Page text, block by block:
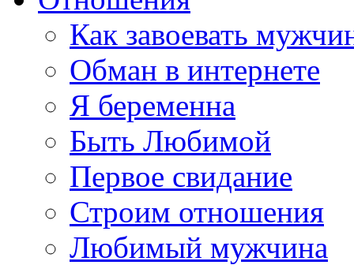
Как завоевать
Обман в интернете
Я беременна
Быть Любимой
Первое свидание
Строим отношения
Любимый мужчина